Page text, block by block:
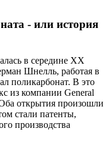
- или история
в середине XX
Шнелль, работая в
поликарбонат. В это
из компании General
открытия произошли
стали патенты,
производства